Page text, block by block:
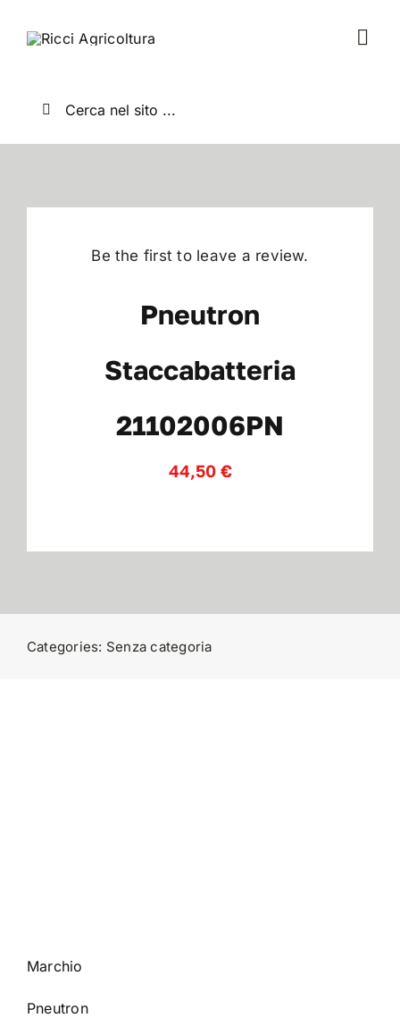
Cerca
Be the first to leave a review.
Pneutron
Staccabatteria
21102006PN
44,50 €
Categories: Senza categoria
Marchio
Pneutron